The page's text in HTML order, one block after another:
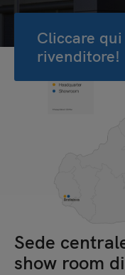
Cliccare
rivenditore!
Sede
show room